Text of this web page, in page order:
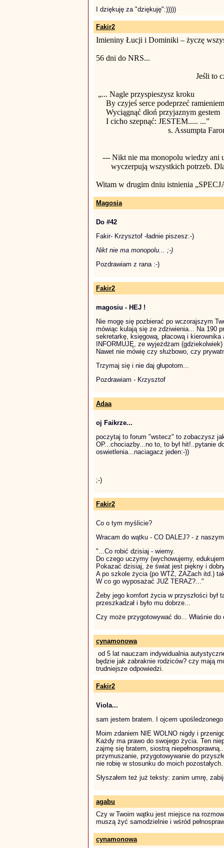
I dziękuję za "dziękuję":)))))
Fakir2
Imieniny Łucji i Dominiki – życzę
56 dni do NRS...
Jeśli to
„... Nagle przyspieszysz kroku
By czyjeś serce podeprzeć ramieniem
Wyciągnąć dłoń przyjaznym gestem
I cicho szepnąć: JESTEM..... ...”
s. Assumpta
--- Nikt nie ma monopolu wiedzy ani
wyczerpują wszystkich potrzeb.
Witam w drugim dniu istnienia
Magosia
Do #42
Fakir- Krzysztof -ładnie piszesz:-)
Nikt nie ma monopolu... ;-)
Pozdrawiam z rana :-)
Fakir2
magosiu - HEJ !
Nie mogę się pozbierać po wczorajszym
mówiąc kulają się ze zdziwienia... Na 190
sekretarkę, księgową, płacową i
INFORMUJĘ, ze wyjeżdżam
Nawet nie mówię czy służbowo, czy
Trzymaj się i nie daj głupotom...
Pozdrawiam - Krzysztof
Adaa
oj Faikrze...
poczytaj to forum "wstecz" to zobaczysz
OP...chociazby...no to, to był hit!..pytanie
oswietlenia...naciagacz jeden:-))
;-)
Fakir2
Co o tym myślicie?
Wracam do wątku - CO DALEJ? - z
"...Co robić dzisiaj - wiemy.
Do czego uczymy (wychowujemy,
Pokazać dzisiaj, że świat jest piękny i
A po szkole życia (po WTZ, ZAZach itd.)
W co go wyposażać JUŻ TERAZ?..."
Żeby jego komfort życia w przyszłości
przeszkadzał i było mu dobrze...
Czy może przygotowywać do... Właśnie do
cynamonowa
od 5 lat nauczam indywidualnia
będzie jak zabraknie rodziców? czy mają
trudniejsze odpowiedzi.
Fakir2
Viola...
sam jestem bratem. I ojcem
Moim zdaniem NIE WOLNO nigdy i
Każdy ma prawo do swojego życia. Ten
zajmę się bratem, siostrą
przymuszanie, przygotowywanie do
nie robię w stosunku do moich pozostałych.
Słyszałem też już teksty: zanim umrę,
agabu
Czy w Twoim wątku jest miejsce na
muszą żyć samodzielnie i wśród
cynamonowa